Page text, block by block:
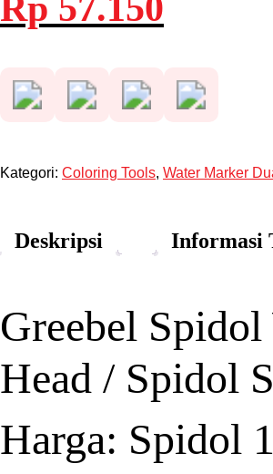
aslinya
adalah:
ini
Kategori: Coloring Tools, Water Marker
Deskripsi Informasi
Greebel
Head / Spidol
Harga: Spidol